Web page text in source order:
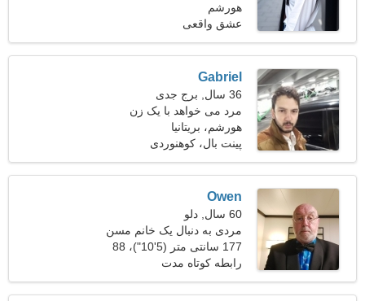
هورشم
عشق واقعی
Gabriel
36 سال, برج جدی
مرد می خواهد با یک زن
ملاقات کند
هورشم، بریتانیا
پینت بال، کوهنوردی
Owen
60 سال, دلو
مردی به دنبال یک خانم مسن
177 سانتی متر (5'10")، 88
کیلوگرم (194 پوند)
رابطه کوتاه مدت